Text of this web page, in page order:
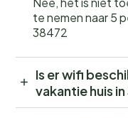
te nemen naar 5
38472
Is er wifi
vakantie huis